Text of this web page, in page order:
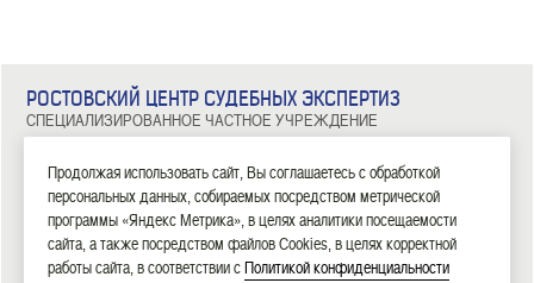
РОСТОВСКИЙ ЦЕНТР СУДЕБНЫХ ЭКСПЕРТИЗ
СПЕЦИАЛИЗИРОВАННОЕ ЧАСТНОЕ УЧРЕЖДЕНИЕ
Тел: 8 (863) 209-81-71, 8 (800) 100-34-14
ГЛАВНАЯ|ЭКСПЕРТИЗЫ|НОВОСТИ|ДОКУМЕНТЫ|О НАС|КОНТАКТЫ
2006—2026 СЧУ «Ростовский центр судебных экспертиз»
Продолжая использовать сайт, Вы соглашаетесь с обработкой
персональных данных, собираемых посредством метрической
программы «Яндекс Метрика», в целях аналитики посещаемости
сайта, а также посредством файлов Cookies, в целях корректной
работы сайта, в соответствии сПолитикой конфиденциальности